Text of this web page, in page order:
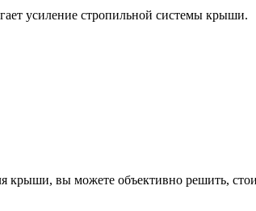
усиление стропильной системы крыши.
крыши, вы можете объективно решить,